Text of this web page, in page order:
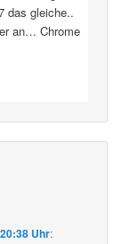
das gleiche..
an… Chrome
Uhr: